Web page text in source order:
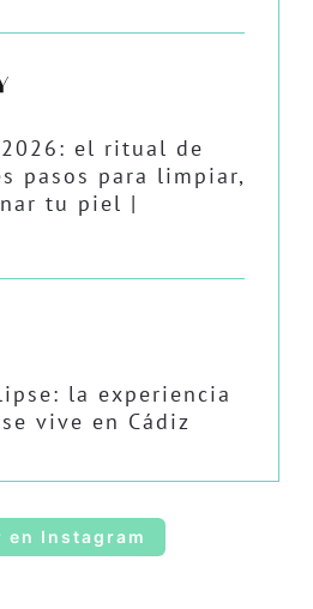
el ritual de
pasos para limpiar,
tu piel |
la experiencia
vive en Cádiz
en Instagram